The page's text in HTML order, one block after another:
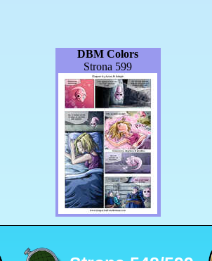
DBM Colors
Strona 599